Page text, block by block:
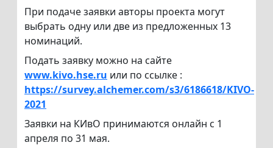
При подаче заявки авторы проекта могут
выбрать одну или две из предложенных 13
номинаций.
Подать заявку можно на сайте
www.kivo.hse.ru или по ссылке :
https://survey.alchemer.com/s3/6186618/KIVO-
2021
Заявки на КИвО принимаются онлайн с 1
апреля по 31 мая.